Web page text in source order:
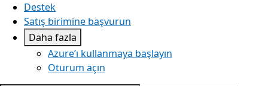
Destek
Satış birimine başvurun
Daha fazla
Azure’ı kullanmaya başlayın
Oturum açın